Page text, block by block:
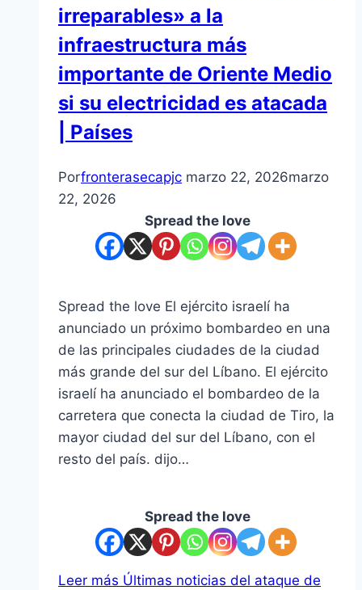
irreparables» a la
infraestructura más
importante de Oriente Medio
si su electricidad es atacada
| Países
Porfronterasecapjc marzo 22, 2026marzo
22, 2026
Spread the love
Spread the love El ejército israelí ha
anunciado un próximo bombardeo en una
de las principales ciudades de la ciudad
más grande del sur del Líbano. El ejército
israelí ha anunciado el bombardeo de la
carretera que conecta la ciudad de Tiro, la
mayor ciudad del sur del Líbano, con el
resto del país. dijo…
Spread the love
Leer más Últimas noticias del ataque de